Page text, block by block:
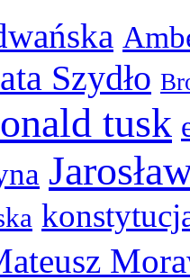
Szydło
tusk